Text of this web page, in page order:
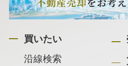
買いたい
沿線検索